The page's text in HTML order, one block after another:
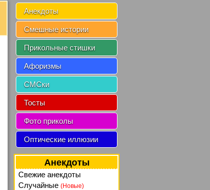
Анекдоты
Смешные истории
Прикольные стишки
Афоризмы
СМСки
Тосты
Фото приколы
Оптические иллюзии
Анекдоты
Свежие анекдоты
Случайные (Новые)